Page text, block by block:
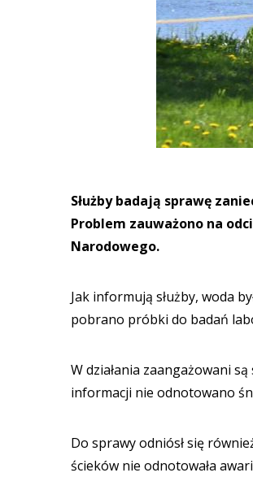
Służby badają sprawę
Problem zauważono na
Narodowego.
Jak informują służby, woda
pobrano próbki do badań
W działania zaangażowani
informacji nie odnotowano
Do sprawy odniósł się
ścieków nie odnotowała